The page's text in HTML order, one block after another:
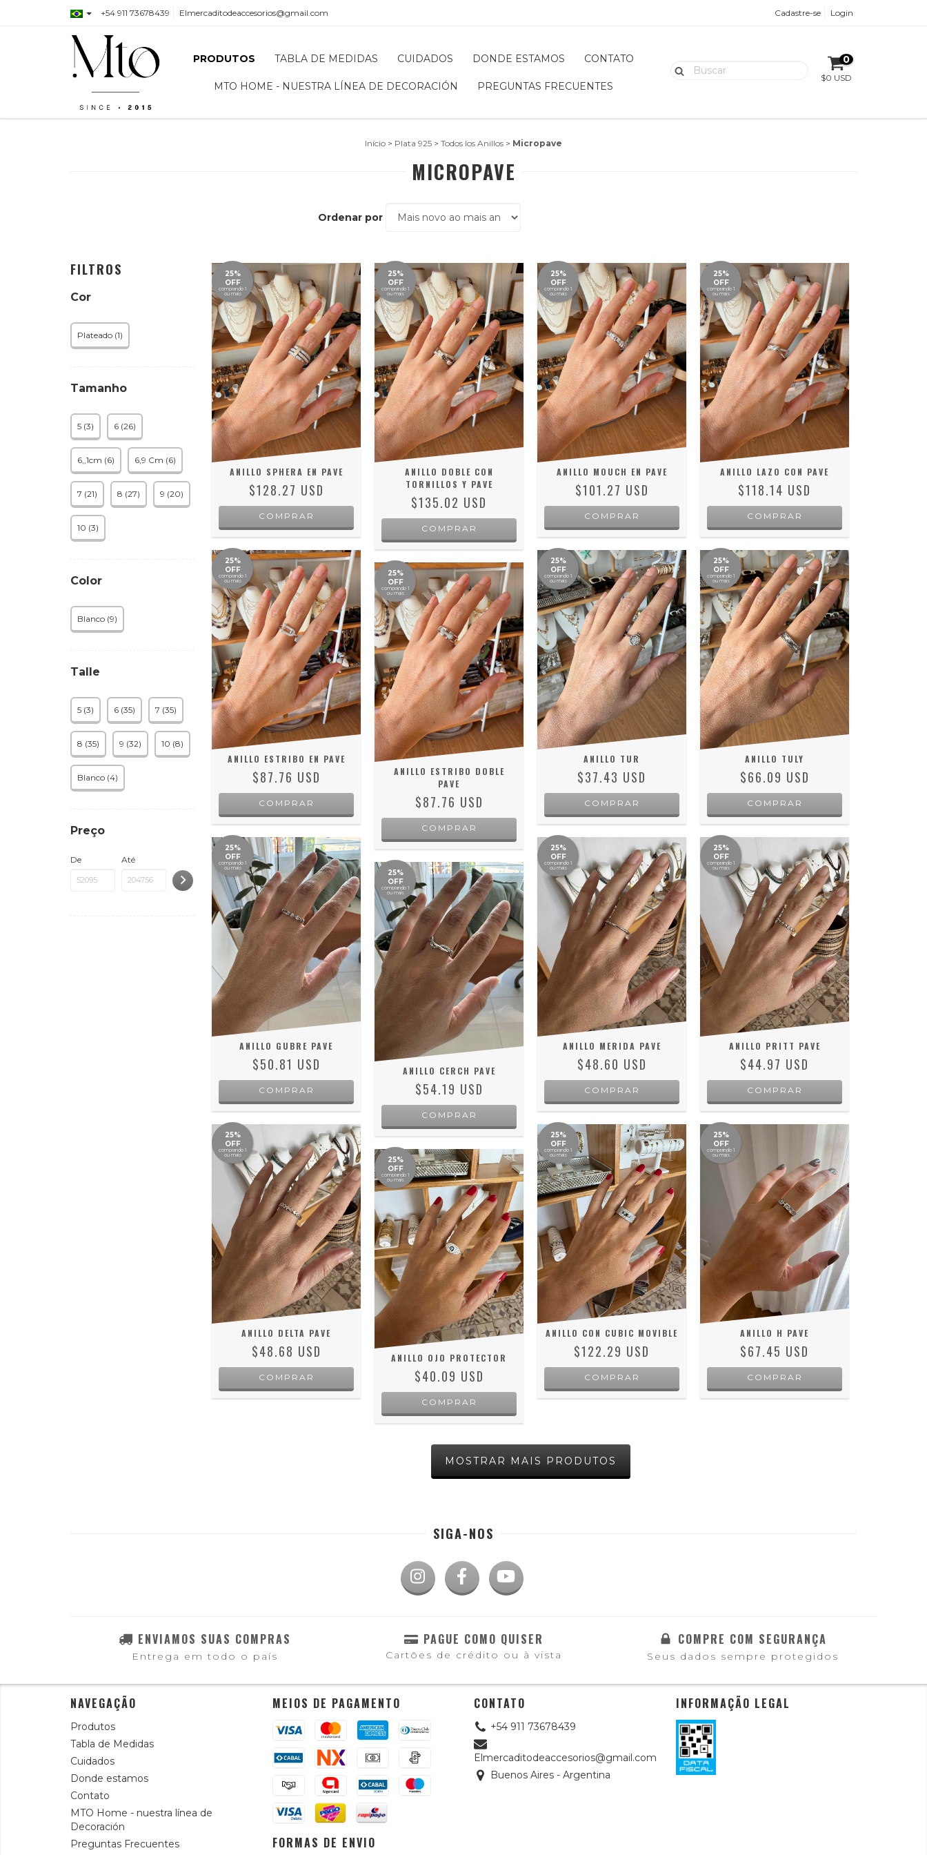
+54 911 73678439 Elmercaditodeaccesorios@gmail.com Cadastre-se Login
PRODUTOS TABLA DE MEDIDAS CUIDADOS DONDE ESTAMOS CONTATO
MTO HOME - NUESTRA LÍNEA DE DECORACIÓN PREGUNTAS FRECUENTES
0
$0 USD
Início > Plata 925 > Todos los Anillos > Micropave
MICROPAVE
Ordenar por
FILTROS
Cor
Plateado (1)
Tamanho
5 (3) 6 (26)
6,,1cm (6) 6,9 Cm (6)
7 (21) 8 (27) 9 (20)
10 (3)
Color
Blanco (9)
Talle
5 (3) 6 (35) 7 (35)
8 (35) 9 (32) 10 (8)
Blanco (4)
Preço
De Até
25%
OFF
comprando 1
ou mais
ANILLO SPHERA EN PAVE
$128.27 USD
COMPRAR
25%
OFF
comprando 1
ou mais
ANILLO DOBLE CON
TORNILLOS Y PAVE
$135.02 USD
COMPRAR
25%
OFF
comprando 1
ou mais
ANILLO MOUCH EN PAVE
$101.27 USD
COMPRAR
25%
OFF
comprando 1
ou mais
ANILLO LAZO CON PAVE
$118.14 USD
COMPRAR
25%
OFF
comprando 1
ou mais
ANILLO ESTRIBO EN PAVE
$87.76 USD
COMPRAR
25%
OFF
comprando 1
ou mais
ANILLO ESTRIBO DOBLE
PAVE
$87.76 USD
COMPRAR
25%
OFF
comprando 1
ou mais
ANILLO TUR
$37.43 USD
COMPRAR
25%
OFF
comprando 1
ou mais
ANILLO TULY
$66.09 USD
COMPRAR
25%
OFF
comprando 1
ou mais
ANILLO GUBRE PAVE
$50.81 USD
COMPRAR
25%
OFF
comprando 1
ou mais
ANILLO CERCH PAVE
$54.19 USD
COMPRAR
25%
OFF
comprando 1
ou mais
ANILLO MERIDA PAVE
$48.60 USD
COMPRAR
25%
OFF
comprando 1
ou mais
ANILLO PRITT PAVE
$44.97 USD
COMPRAR
25%
OFF
comprando 1
ou mais
ANILLO DELTA PAVE
$48.68 USD
COMPRAR
25%
OFF
comprando 1
ou mais
ANILLO OJO PROTECTOR
$40.09 USD
COMPRAR
25%
OFF
comprando 1
ou mais
ANILLO CON CUBIC MOVIBLE
$122.29 USD
COMPRAR
25%
OFF
comprando 1
ou mais
ANILLO H PAVE
$67.45 USD
COMPRAR
MOSTRAR MAIS PRODUTOS
SIGA-NOS
ENVIAMOS SUAS COMPRAS
Entrega em todo o país
PAGUE COMO QUISER
Cartões de crédito ou à vista
COMPRE COM SEGURANÇA
Seus dados sempre protegidos
NAVEGAÇÃO
Produtos
Tabla de Medidas
Cuidados
Donde estamos
Contato
MTO Home - nuestra línea de
Decoración
Preguntas Frecuentes
MEIOS DE PAGAMENTO
FORMAS DE ENVIO
CONTATO
+54 911 73678439
Elmercaditodeaccesorios@gmail.com
Buenos Aires - Argentina
INFORMAÇÃO LEGAL